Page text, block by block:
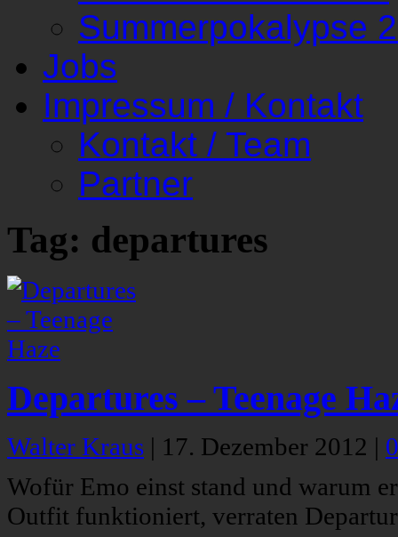
Summerpokalypse
Jobs
Impressum / Kontakt
Kontakt / Team
Partner
Tag: departures
Departures – Teenage
Walter Kraus | 17. Dezember 2012 |
Wofür Emo einst stand und warum
Outfit funktioniert, verraten